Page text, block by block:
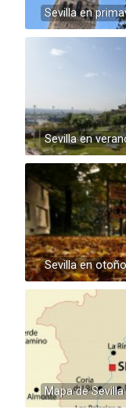
Sevilla en
Sevilla en
Sevilla en
Mapa de Sevilla